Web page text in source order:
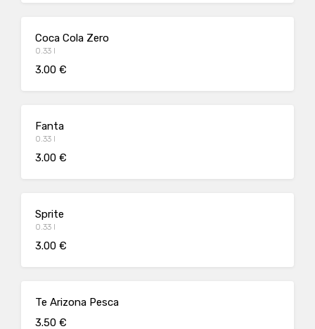
Coca Cola Zero
0.33 l
3.00 €
Fanta
0.33 l
3.00 €
Sprite
0.33 l
3.00 €
Te Arizona Pesca
3.50 €